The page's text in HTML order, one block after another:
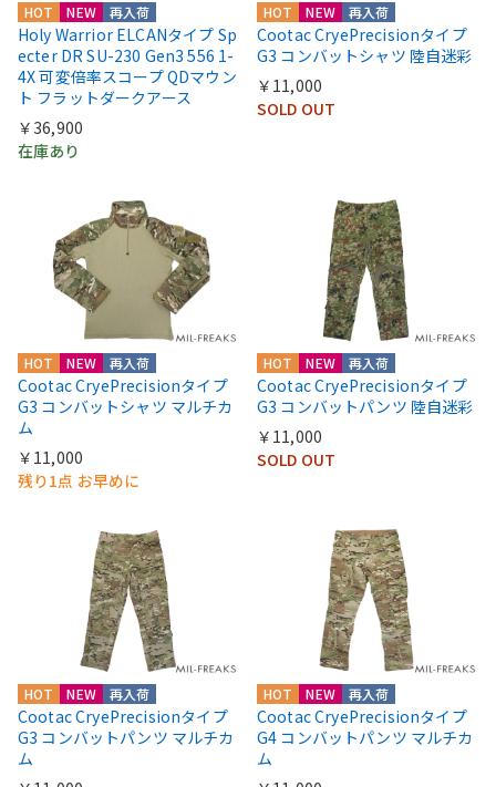
HOT NEW 再入荷
Holy Warrior ELCANタイプ Sp
ecter DR SU-230 Gen3 556 1-
4X 可変倍率スコープ QDマウン
ト フラットダークアース
￥36,900
在庫あり
HOT NEW 再入荷
Cootac CryePrecisionタイプ
G3 コンバットシャツ 陸自迷彩
￥11,000
SOLD OUT
HOT NEW 再入荷
Cootac CryePrecisionタイプ
G3 コンバットシャツ マルチカ
ム
￥11,000
残り1点 お早めに
HOT NEW 再入荷
Cootac CryePrecisionタイプ
G3 コンバットパンツ 陸自迷彩
￥11,000
SOLD OUT
HOT NEW 再入荷
Cootac CryePrecisionタイプ
G3 コンバットパンツ マルチカ
ム
HOT NEW 再入荷
Cootac CryePrecisionタイプ
G4 コンバットパンツ マルチカ
ム